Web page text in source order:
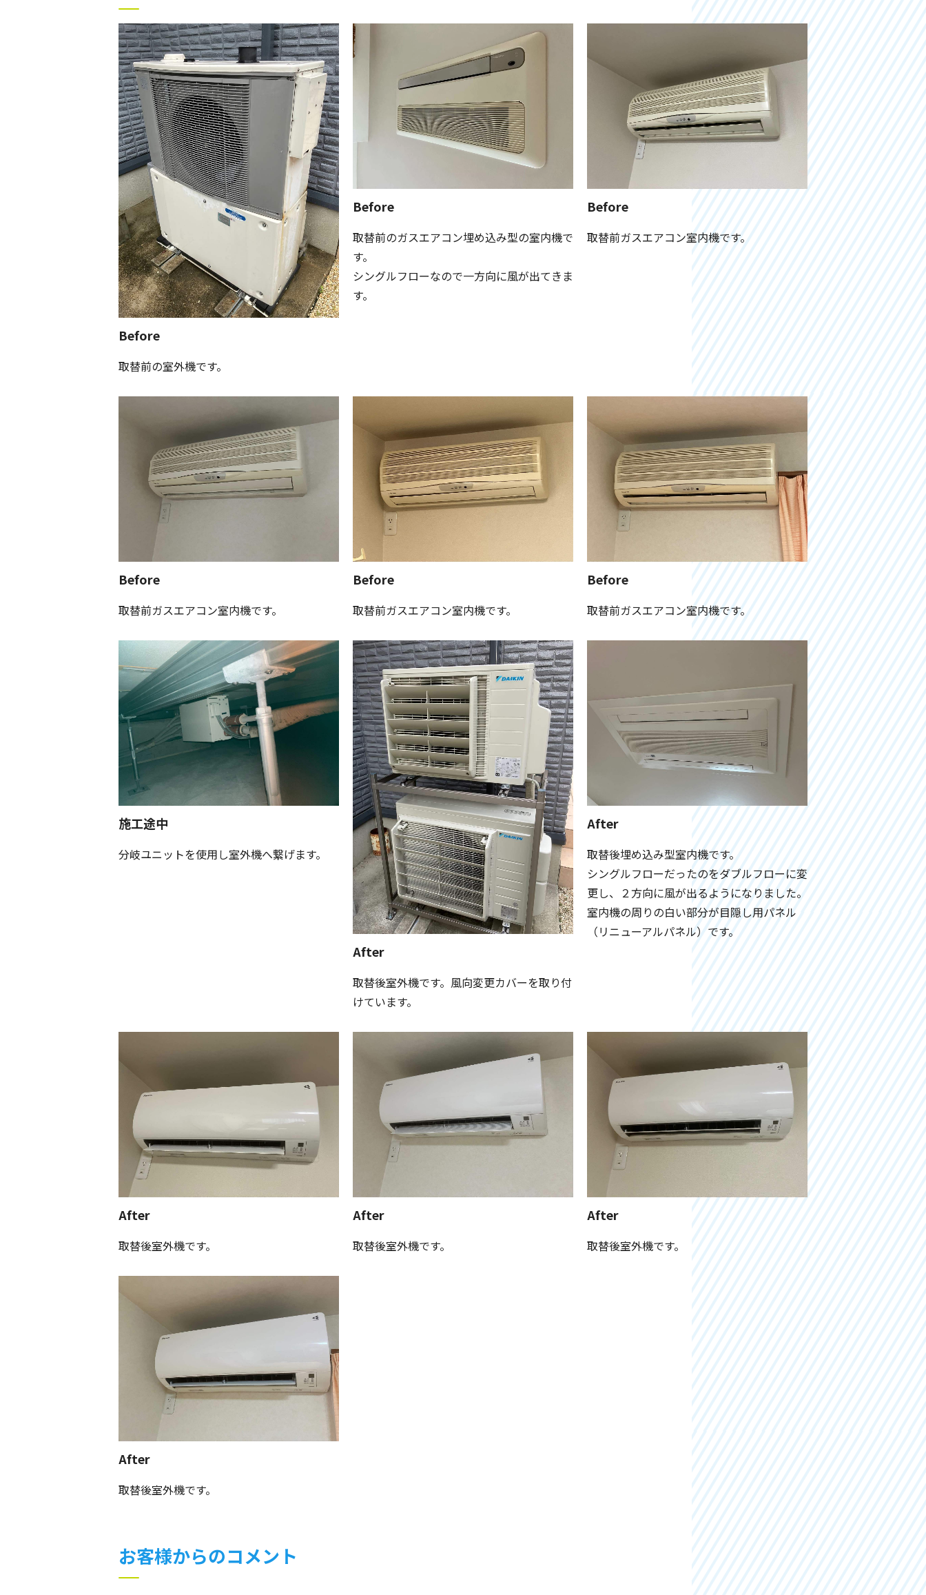
Before
取替前の室外機です。
Before
取替前のガスエアコン埋め込み型の室内機で
す。
シングルフローなので一方向に風が出てきま
す。
Before
取替前ガスエアコン室内機です。
Before
取替前ガスエアコン室内機です。
Before
取替前ガスエアコン室内機です。
Before
取替前ガスエアコン室内機です。
施工途中
分岐ユニットを使用し室外機へ繋げます。
After
取替後室外機です。風向変更カバーを取り付
けています。
After
取替後埋め込み型室内機です。
シングルフローだったのをダブルフローに変
更し、２方向に風が出るようになりました。
室内機の周りの白い部分が目隠し用パネル
（リニューアルパネル）です。
After
取替後室外機です。
After
取替後室外機です。
After
取替後室外機です。
After
取替後室外機です。
お客様からのコメント